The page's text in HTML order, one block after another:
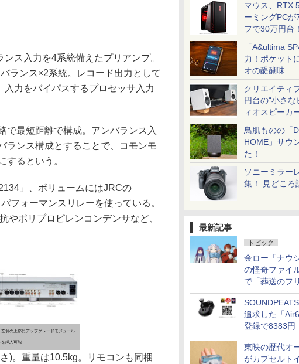
マウス、RTX
ーミングPC
フで30万円台！
「A&ultima
力！ポケット
オの醍醐味
クリエイティ
円台の“小さ
ィオスピーカ
鳥肌ものの「
HOME」サウ
た！
ソニーミラー
集！ 見どころ
最新記事
トピック
金ロー「ナウ
の怪奇ファイ
で「葬送のフ
配信など。夏
報
追求した「
登録で8383円
東映の歴代オ
がカプセルト
ス入力を4系統備えたプリアンプ。
ランス×2系統。レコード出力として
力をバイパスするプロセッサ入力
最短距離で構成。アンバランス入
ランス構成とすることで、コモンモ
するという。
」、ボリュームにはJRCの
フォーマンスリレーを使っている。
やポリプロピレンコンデンサなど、
左側の上部にアップグレードモジュール
を挿入可能
)。重量は10.5kg。リモコンも同梱